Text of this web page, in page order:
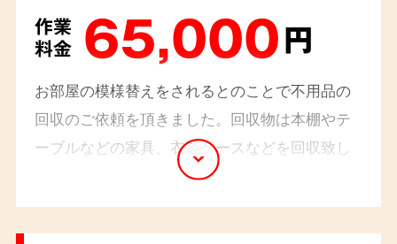
作業
料金 65,000円
お部屋の模様替えをされるとのことで不用品の
回収のご依頼を頂きました。回収物は本棚やテ
ーブルなどの家具、衣装ケースなどを回収致し
ました。本棚は高さや重さもあり、周りに気を
付けながら慎重に搬出作業を行いました。スタ
ッフ2名のお伺いで2時間程で完了です。